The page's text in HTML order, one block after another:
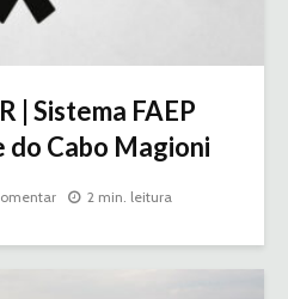
| Sistema FAEP
do Cabo Magioni
2 min. leitura